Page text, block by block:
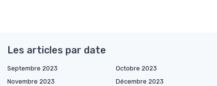
Les articles par date
Septembre 2023
Octobre 2023
Novembre 2023
Décembre 2023